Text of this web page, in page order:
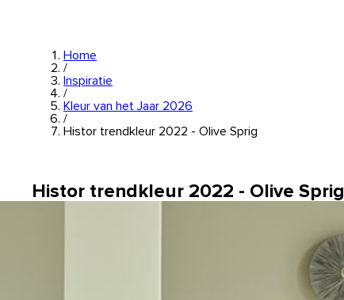
Home
/
Inspiratie
/
Kleur van het Jaar 2026
/
Histor trendkleur 2022 - Olive Sprig
Histor trendkleur 2022 - Olive Sprig